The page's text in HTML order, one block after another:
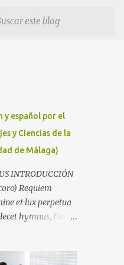
y español por el
y Ciencias de la
de Málaga)
INTRODUCCIÓN
Requiem
et lux perpetua
hymnus, Deus,
el descanso